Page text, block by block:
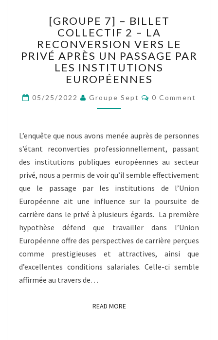
7]
–
BILLET
COLLECTIF
2
–
LA
RECONVERSION
VERS
APRÈS
UN
PASSAGE
PAR
LES
INSTITUTIONS
EUROPÉENNES
[GROUPE 7] – BILLET
COLLECTIF 2 – LA
RECONVERSION VERS LE
PRIVÉ APRÈS UN PASSAGE PAR
LES INSTITUTIONS
EUROPÉENNES
05/25/2022 Groupe Sept Comments
0 Comment
L’enquête que nous avons menée auprès de personnes
s’étant reconverties professionnellement, passant
des institutions publiques européennes au secteur
privé, nous a permis de voir qu’il semble effectivement
que le passage par les institutions de l’Union
Européenne ait une influence sur la poursuite de
carrière dans le privé à plusieurs égards. La première
hypothèse défend que travailler dans l’Union
Européenne offre des perspectives de carrière perçues
comme prestigieuses et attractives, ainsi que
d’excellentes conditions salariales. Celle-ci semble
affirmée au travers de…
READ MOREREAD MORE